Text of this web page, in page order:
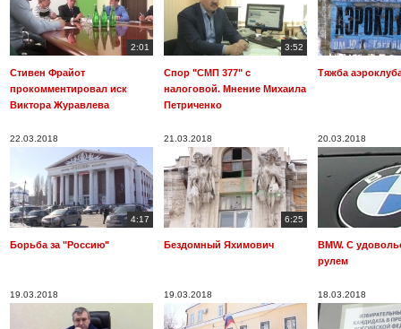
2:01
Стивен Фрайот
прокомментировал иск
Виктора Журавлева
3:52
Спор "СМП 377" с
налоговой. Мнение Михаила
Петриченко
Тяжба
22.03.2018
4:17
Борьба за "Россию"
21.03.2018
6:25
Бездомный Яхимович
20.03.2018
BMW. С
рулем
19.03.2018 19.03.2018 18.03.2018